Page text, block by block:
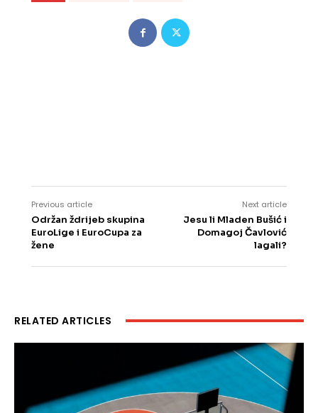
Previous article
Održan ždrijeb skupina
EuroLige i EuroCupa za
žene
Next article
Jesu li Mladen Bušić i
Domagoj Čavlović
lagali?
RELATED ARTICLES